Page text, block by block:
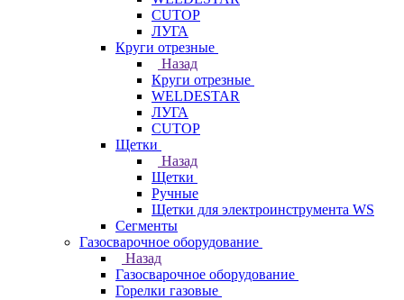
CUTOP
ЛУГА
Круги отрезные
Назад
Круги отрезные
WELDESTAR
ЛУГА
CUTOP
Щетки
Назад
Щетки
Ручные
Щетки для электроинструмента WS
Сегменты
Газосварочное оборудование
Назад
Газосварочное оборудование
Горелки газовые